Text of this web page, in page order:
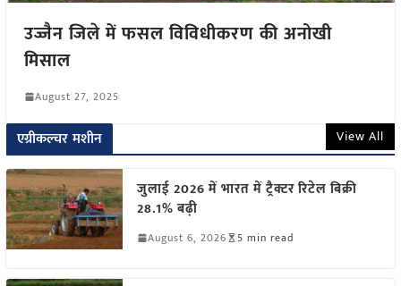
उज्जैन जिले में फसल विविधीकरण की अनोखी
मिसाल
August 27, 2025
एग्रीकल्चर मशीन View All
जुलाई 2026 में भारत में ट्रैक्टर रिटेल बिक्री
28.1% बढ़ी
August 6, 2026 5 min read